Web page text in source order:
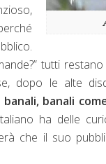
tutti restano
dopo le alte
banali
ha delle
che il suo